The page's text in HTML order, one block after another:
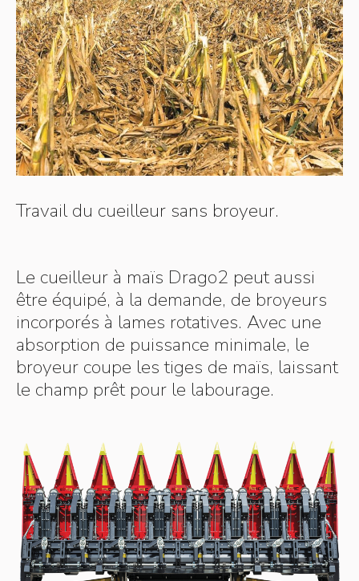
Travail du cueilleur sans broyeur.
Le cueilleur à maïs Drago2 peut aussi
être équipé, à la demande, de broyeurs
incorporés à lames rotatives. Avec une
absorption de puissance minimale, le
broyeur coupe les tiges de maïs, laissant
le champ prêt pour le labourage.